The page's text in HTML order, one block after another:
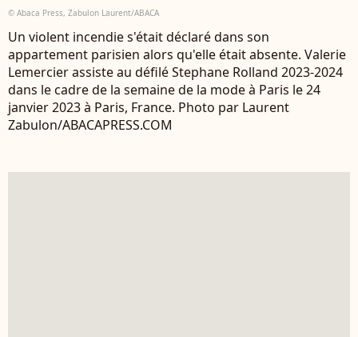
© Abaca Press, Zabulon Laurent/ABACA
Un violent incendie s'était déclaré dans son
appartement parisien alors qu'elle était absente. Valerie
Lemercier assiste au défilé Stephane Rolland 2023-2024
dans le cadre de la semaine de la mode à Paris le 24
janvier 2023 à Paris, France. Photo par Laurent
Zabulon/ABACAPRESS.COM